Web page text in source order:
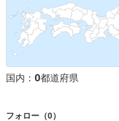
国内： 0都道府県
フォロー（0）